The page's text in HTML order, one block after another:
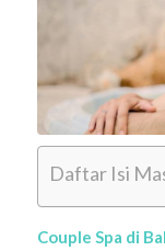
Daftar Isi
Couple Spa di